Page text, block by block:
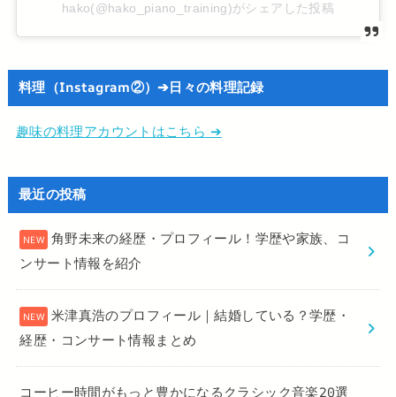
hako(@hako_piano_training)がシェアした投稿
料理（Instagram②）➔日々の料理記録
趣味の料理アカウントはこちら ➔
最近の投稿
角野未来の経歴・プロフィール！学歴や家族、コ
ンサート情報を紹介
米津真浩のプロフィール｜結婚している？学歴・
経歴・コンサート情報まとめ
コーヒー時間がもっと豊かになるクラシック音楽20選